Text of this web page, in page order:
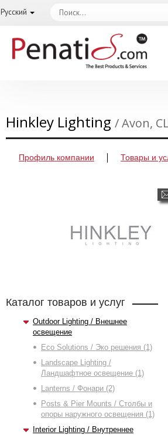
Русский
Hinkley Lighting / Avon,
Профиль компании Товары и
Каталог товаров и услуг
Outdoor Lighting / Внешнее
освещение
Eco Solutions / Эко решения (1)
Landscape Lighting /
Ландшафтное освещение (1)
Lanterns / Фонари (2)
Posts & Pier Mounts / Столбы и
опоры наружного освещения (1)
Interior Lighting / Внутреннее